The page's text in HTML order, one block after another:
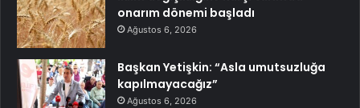
onarım dönemi başladı
Ağustos 6, 2026
Başkan Yetişkin: “Asla umutsuzluğa
kapılmayacağız”
Ağustos 6, 2026